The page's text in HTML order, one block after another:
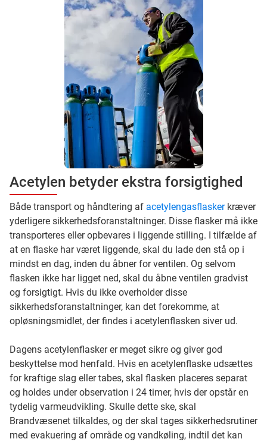
Acetylen betyder ekstra forsigtighed
Både transport og håndtering af acetylengasflaskerkræver
yderligere sikkerhedsforanstaltninger. Disse flasker må ikke
transporteres eller opbevares i liggende stilling. I tilfælde af
at en flaske har været liggende, skal du lade den stå op i
mindst en dag, inden du åbner for ventilen. Og selvom
flasken ikke har ligget ned, skal du åbne ventilen gradvist
og forsigtigt. Hvis du ikke overholder disse
sikkerhedsforanstaltninger, kan det forekomme, at
opløsningsmidlet, der findes i acetylenflasken siver ud.
Dagens acetylenflasker er meget sikre og giver god
beskyttelse mod henfald. Hvis en acetylenflaske udsættes
for kraftige slag eller tabes, skal flasken placeres separat
og holdes under observation i 24 timer, hvis der opstår en
tydelig varmeudvikling. Skulle dette ske, skal
Brandvæsenet tilkaldes, og der skal tages sikkerhedsrutiner
med evakuering af område og vandkøling, indtil det kan